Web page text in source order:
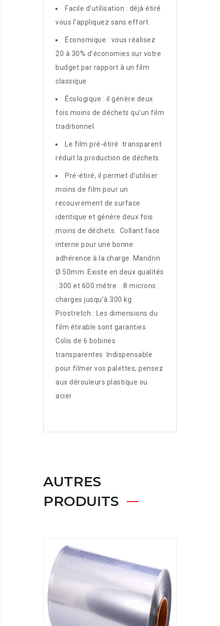
Facile d’utilisation : déjà étiré
vous l’appliquez sans effort
Économique : vous réalisez
20 à 30% d’économies sur votre
budget par rapport à un film
classique
Écologique : il génère deux
fois moins de déchets qu’un film
traditionnel
Le film pré-étiré transparent
réduit la production de déchets.
Pré-étiré, il permet d’utiliser
moins de film pour un
recouvrement de surface
identique et génère deux fois
moins de déchets. Collant face
interne pour une bonne
adhérence à la charge Mandrin
Ø 50mm Existe en deux qualités
: 300 et 600 métre 8 microns :
charges jusqu’à 300 kg
Prostretch : Les dimensions du
film étirable sont garanties
Colis de 6 bobines
transparentes Indispensable
pour filmer vos palettes, pensez
aux dérouleurs plastique ou
acier
AUTRES
PRODUITS